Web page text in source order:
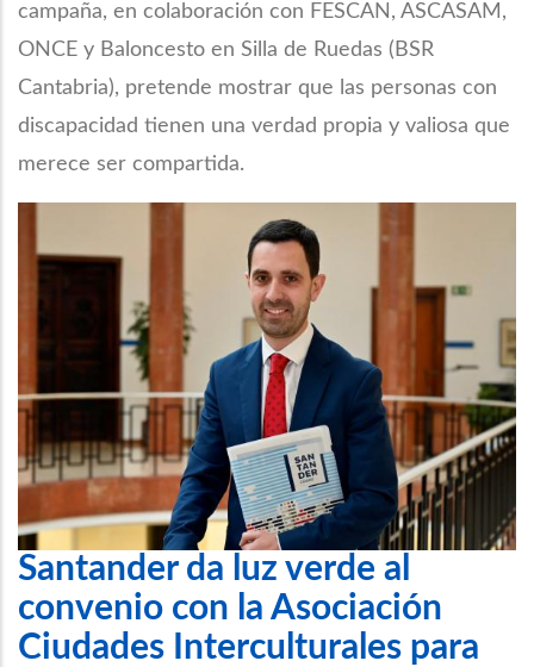
campaña, en colaboración con FESCAN, ASCASAM,
ONCE y Baloncesto en Silla de Ruedas (BSR
Cantabria), pretende mostrar que las personas con
discapacidad tienen una verdad propia y valiosa que
merece ser compartida.
Santander da luz verde al
convenio con la Asociación
Ciudades Interculturales para